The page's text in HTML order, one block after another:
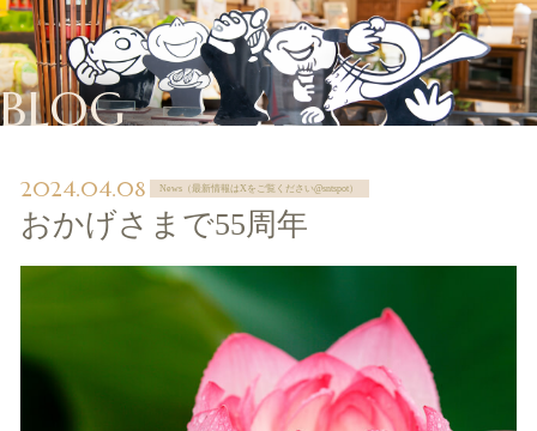
BLOG
2024.04.08 News（最新情報はXをご覧ください@sntspot）
おかげさまで55周年